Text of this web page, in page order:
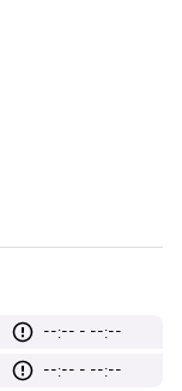
--:-- - --:--
--:-- - --:--